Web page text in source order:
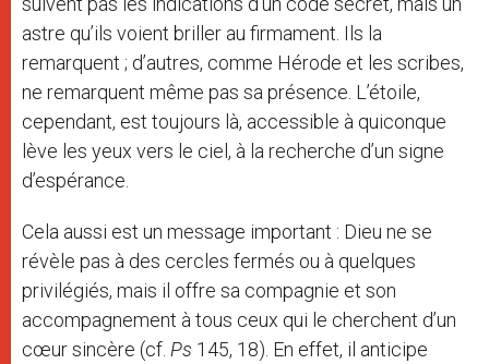
astre qu’ils voient briller au firmament. Ils la
remarquent ; d’autres, comme Hérode et les scribes,
ne remarquent même pas sa présence. L’étoile,
cependant, est toujours là, accessible à quiconque
lève les yeux vers le ciel, à la recherche d’un signe
d’espérance.
Cela aussi est un message important : Dieu ne se
révèle pas à des cercles fermés ou à quelques
privilégiés, mais il offre sa compagnie et son
accompagnement à tous ceux qui le cherchent d’un
cœur sincère (cf. Ps 145, 18). En effet, il anticipe